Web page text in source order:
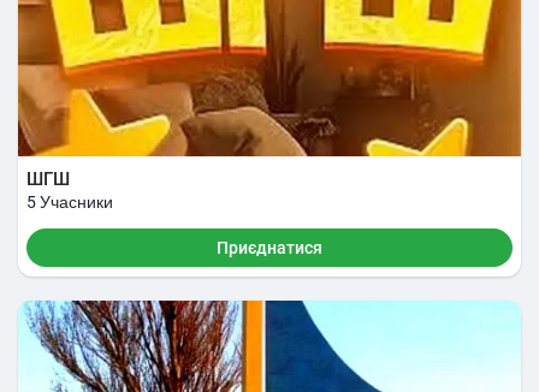
ШГШ
5 Учасники
Приєднатися